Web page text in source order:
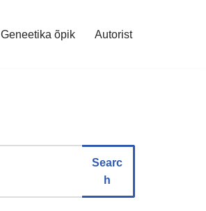
Geneetika õpik Autorist
Searc
h